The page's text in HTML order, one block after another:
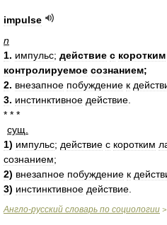
impulse
n
1. импульс; действие с коротким
контролируемое сознанием;
2. внезапное побуждение к
3. инстинктивное действие
* * *
сущ
1) импульс; действие с коротким
сознанием;
2) внезапное побуждение к
3) инстинктивное действие
Англо-русский словарь по социологии >